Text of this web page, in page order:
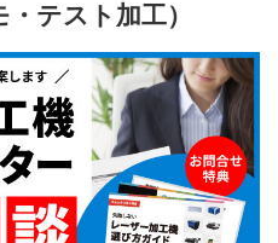
テスト加工）